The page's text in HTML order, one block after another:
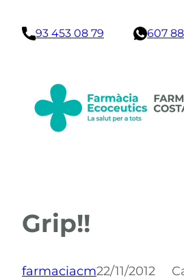
93 453 08 79 607
Grip!!
farmaciacm22/11/2012